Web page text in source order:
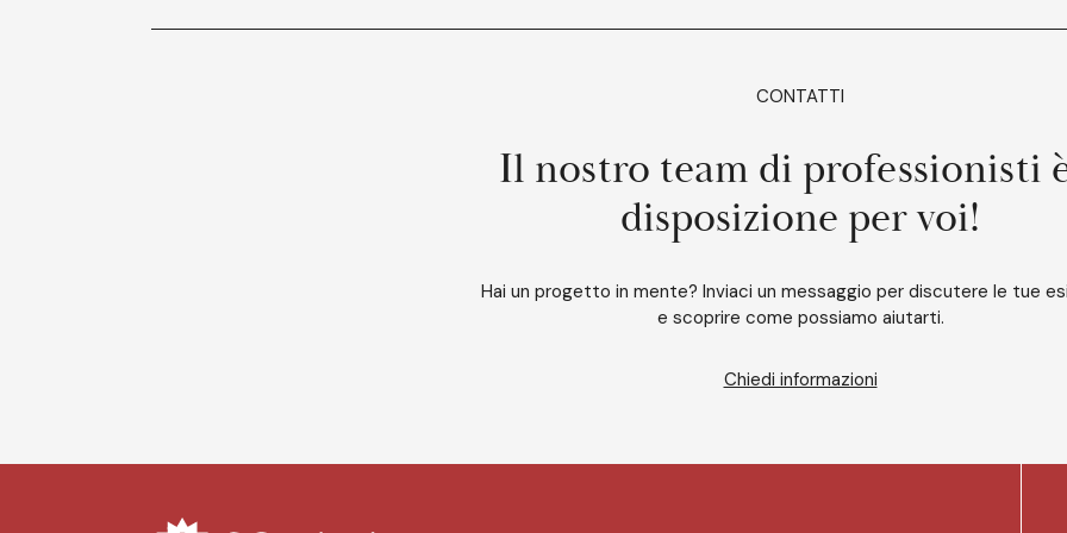
CONTATTI
Il nostro team di professionisti
disposizione per voi!
Hai un progetto in mente? Inviaci un messaggio per discutere le tue
e scoprire come possiamo aiutarti.
Chiedi informazioni